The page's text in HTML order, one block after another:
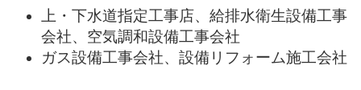
上・下水道指定工事店、給排水衛生設備工事
会社、空気調和設備工事会社
ガス設備工事会社、設備リフォーム施工会社